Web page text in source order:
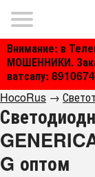
Внимание: в
МОШЕННИКИ.
ватсапу:
HocoRus →
G оптом